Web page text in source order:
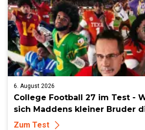
6. August 2026
College Football 27 im Test -
sich Maddens kleiner Bruder
Zum Test